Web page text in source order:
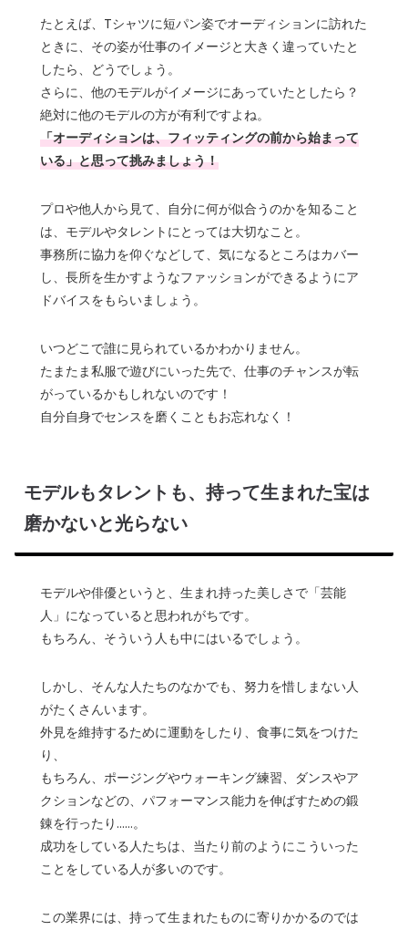
たとえば、Tシャツに短パン姿でオーディションに訪れた
ときに、その姿が仕事のイメージと大きく違っていたと
したら、どうでしょう。
さらに、他のモデルがイメージにあっていたとしたら？
絶対に他のモデルの方が有利ですよね。
「オーディションは、フィッティングの前から始まって
いる」と思って挑みましょう！
プロや他人から見て、自分に何が似合うのかを知ること
は、モデルやタレントにとっては大切なこと。
事務所に協力を仰ぐなどして、気になるところはカバー
し、長所を生かすようなファッションができるようにア
ドバイスをもらいましょう。
いつどこで誰に見られているかわかりません。
たまたま私服で遊びにいった先で、仕事のチャンスが転
がっているかもしれないのです！
自分自身でセンスを磨くこともお忘れなく！
モデルもタレントも、持って生まれた宝は
磨かないと光らない
モデルや俳優というと、生まれ持った美しさで「芸能
人」になっていると思われがちです。
もちろん、そういう人も中にはいるでしょう。
しかし、そんな人たちのなかでも、努力を惜しまない人
がたくさんいます。
外見を維持するために運動をしたり、食事に気をつけた
り、
もちろん、ポージングやウォーキング練習、ダンスやア
クションなどの、パフォーマンス能力を伸ばすための鍛
錬を行ったり……。
成功をしている人たちは、当たり前のようにこういった
ことをしている人が多いのです。
この業界には、持って生まれたものに寄りかかるのでは